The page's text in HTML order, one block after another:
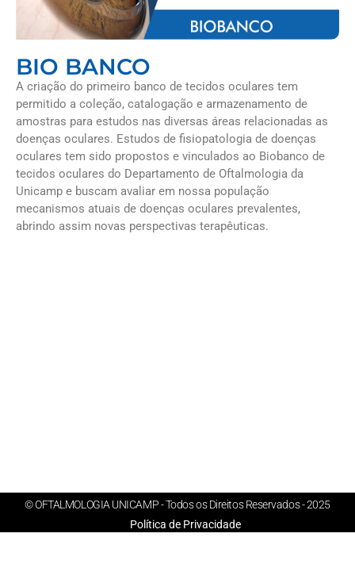
BIO BANCO
A criação do primeiro banco de tecidos oculares tem
permitido a coleção, catalogação e armazenamento de
amostras para estudos nas diversas áreas relacionadas as
doenças oculares. Estudos de fisiopatologia de doenças
oculares tem sido propostos e vinculados ao Biobanco de
tecidos oculares do Departamento de Oftalmologia da
Unicamp e buscam avaliar em nossa população
mecanismos atuais de doenças oculares prevalentes,
abrindo assim novas perspectivas terapêuticas.
© OFTALMOLOGIA UNICAMP - Todos os Direitos Reservados - 2025
Política de Privacidade